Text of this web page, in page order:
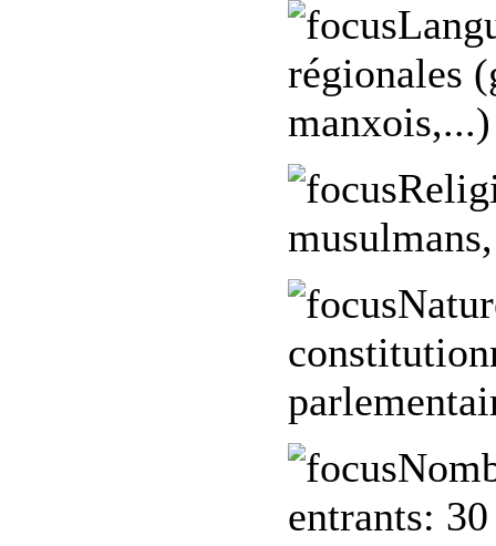
régionales
manxois,...)
entrants: